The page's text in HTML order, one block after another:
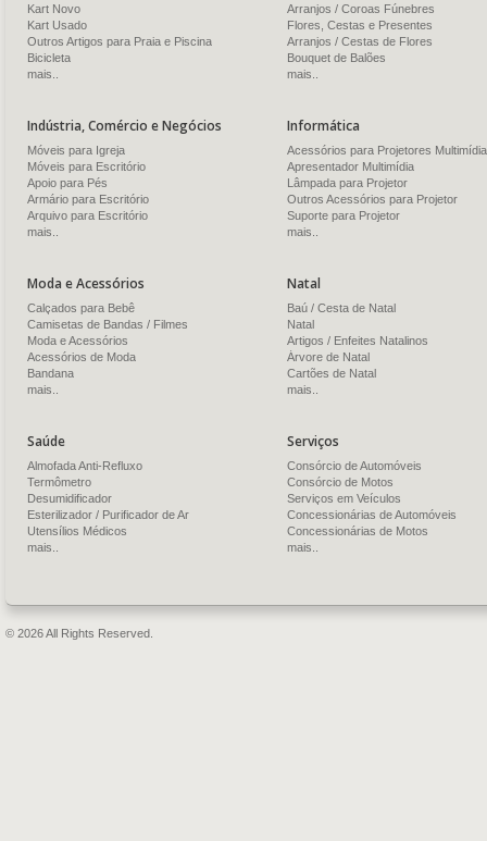
Kart Novo
Kart Usado
Outros Artigos para Praia e Piscina
Bicicleta
mais..
Arranjos / Coroas Fúnebres
Flores, Cestas e Presentes
Arranjos / Cestas de Flores
Bouquet de Balões
mais..
Indústria, Comércio e Negócios
Móveis para Igreja
Móveis para Escritório
Apoio para Pés
Armário para Escritório
Arquivo para Escritório
mais..
Informática
Acessórios para Projetores Multimídia
Apresentador Multimídia
Lâmpada para Projetor
Outros Acessórios para Projetor
Suporte para Projetor
mais..
Moda e Acessórios
Calçados para Bebê
Camisetas de Bandas / Filmes
Moda e Acessórios
Acessórios de Moda
Bandana
mais..
Natal
Baú / Cesta de Natal
Natal
Artigos / Enfeites Natalinos
Árvore de Natal
Cartões de Natal
mais..
Saúde
Almofada Anti-Refluxo
Termômetro
Desumidificador
Esterilizador / Purificador de Ar
Utensílios Médicos
mais..
Serviços
Consórcio de Automóveis
Consórcio de Motos
Serviços em Veículos
Concessionárias de Automóveis
Concessionárias de Motos
mais..
© 2026 All Rights Reserved.